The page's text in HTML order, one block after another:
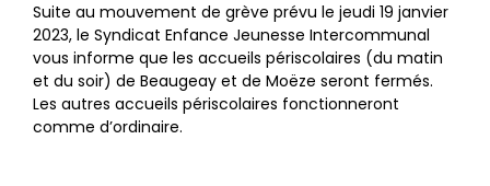
Suite au mouvement de grève prévu le jeudi 19 janvier
2023, le Syndicat Enfance Jeunesse Intercommunal
vous informe que les accueils périscolaires (du matin
et du soir) de Beaugeay et de Moëze seront fermés.
Les autres accueils périscolaires fonctionneront
comme d’ordinaire.